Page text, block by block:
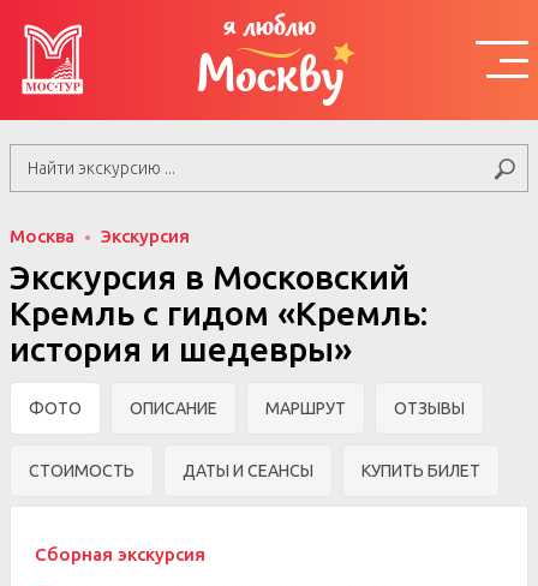
я люблю
Москву
Москва Экскурсия
Экскурсия в Московский
Кремль с гидом «Кремль:
история и шедевры»
ФОТО ОПИСАНИЕ МАРШРУТ ОТЗЫВЫ
СТОИМОСТЬ ДАТЫ И СЕАНСЫ КУПИТЬ БИЛЕТ
Сборная экскурсия